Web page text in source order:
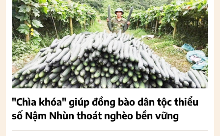
"Chìa khóa" giúp đồng bào dân tộc thiểu
số Nậm Nhùn thoát nghèo bền vững